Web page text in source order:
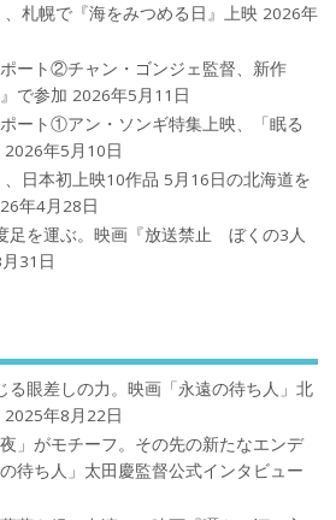
、札幌で『海をみつめる日』上映 2026年
ート②チャン・ゴンジェ監督、新作
で参加 2026年5月11日
ート①アン・ソンギ特集上映、「眠る
2026年5月10日
、日本初上映10作品 5月16日の北海道を
年4月28日
足を運ぶ。映画『放送禁止 ぼくの3人
31日
る眼差しの力。映画「永遠の待ち人」北
2025年8月22日
」がモチーフ。その先の新たなエンデ
待ち人」太田慶監督公式インタビュー